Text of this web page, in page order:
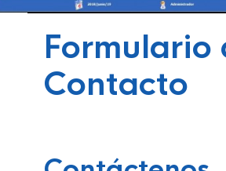
Formulario
Contacto